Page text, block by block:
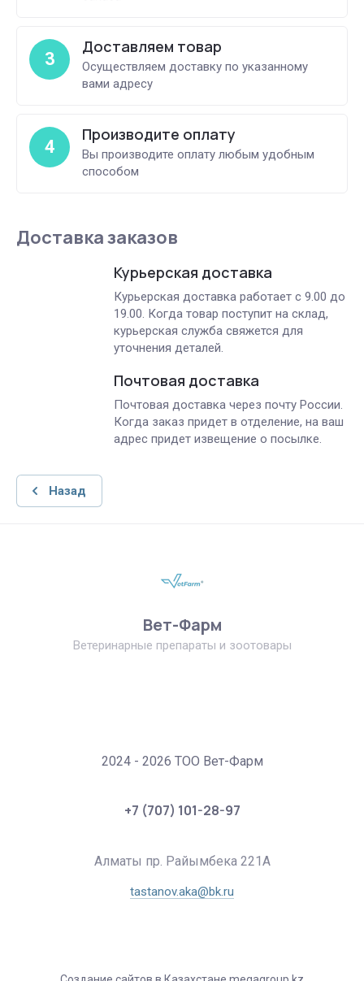
3
Доставляем товар
Осуществляем доставку по указанному
вами адресу
4
Производите оплату
Вы производите оплату любым удобным
способом
Доставка заказов
Курьерская доставка
Курьерская доставка работает с 9.00 до
19.00. Когда товар поступит на склад,
курьерская служба свяжется для
уточнения деталей.
Почтовая доставка
Почтовая доставка через почту России.
Когда заказ придет в отделение, на ваш
адрес придет извещение о посылке.
Назад
Вет-Фарм
Ветеринарные препараты и зоотовары
2024 - 2026 ТОО Вет-Фарм
+7 (707) 101-28-97
Алматы пр. Райымбека 221А
tastanov.aka@bk.ru